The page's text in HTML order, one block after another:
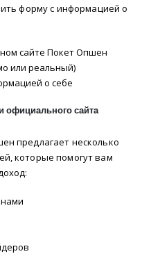
форму с информацией о
сайте Покет Опшен
или реальный)
о себе
сайта
предлагает несколько
которые помогут вам